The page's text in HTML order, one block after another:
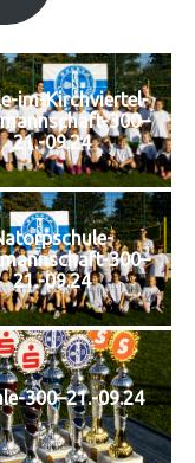
im-Kirchviertel-
300–
21.-09.24
300–
21.-09.24
300–21.-09.24